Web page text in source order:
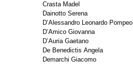
Crasta Madel
Dainotto Serena
D’Alessandro Leonardo Pompeo
D’Amico Giovanna
D’Auria Gaetano
De Benedictis Angela
Demarchi Giacomo